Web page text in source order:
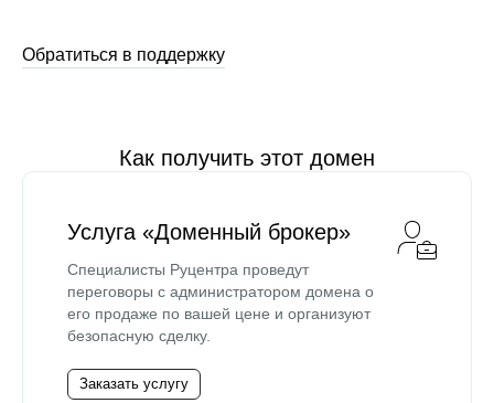
Обратиться в поддержку
Как получить этот домен
Услуга «Доменный брокер»
Специалисты Руцентра проведут
переговоры с администратором домена о
его продаже по вашей цене и организуют
безопасную сделку.
Заказать услугу